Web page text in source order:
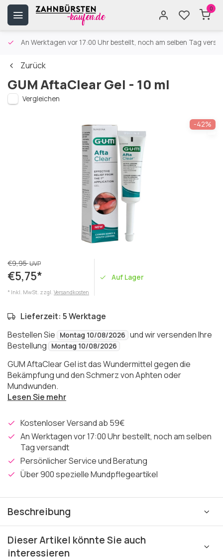
0
An Werktagen vor 17:00 Uhr bestellt, noch am selben Tag
Zurück
GUM AftaClear Gel - 10 ml
Vergleichen
-42%
€9,95UVP
€5,75*
* Inkl. MwSt. zzgl. Versandkosten
Auf Lager
Lieferzeit: 5 Werktage
Bestellen Sie
Montag 10/08/2026 und wir versenden Ihre
Bestellung
Montag 10/08/2026
GUM AftaClear Gel ist das Wundermittel gegen die
Bekämpfung und den Schmerz von Aphten oder
Mundwunden.
Lesen Sie mehr
Kostenloser Versand ab 59€
An Werktagen vor 17:00 Uhr bestellt, noch am selben
Tag versandt
Persönlicher Service und Beratung
Über 900 spezielle Mundpflegeartikel
Beschreibung
Dieser Artikel könnte Sie auch
interessieren